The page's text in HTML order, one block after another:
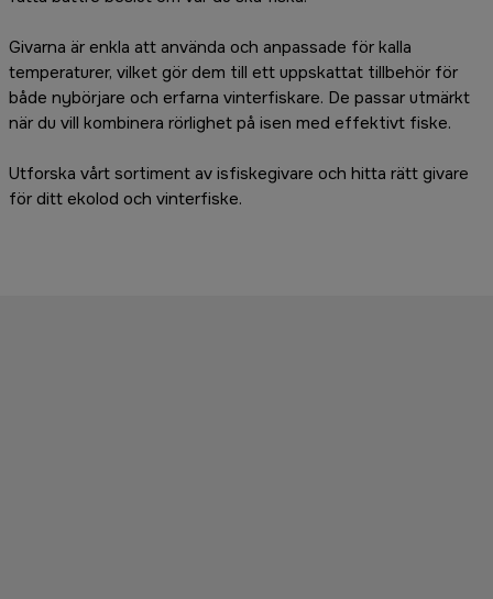
Givarna är enkla att använda och anpassade för kalla
temperaturer, vilket gör dem till ett uppskattat tillbehör för
både nybörjare och erfarna vinterfiskare. De passar utmärkt
när du vill kombinera rörlighet på isen med effektivt fiske.
Utforska vårt sortiment av isfiskegivare och hitta rätt givare
för ditt ekolod och vinterfiske.